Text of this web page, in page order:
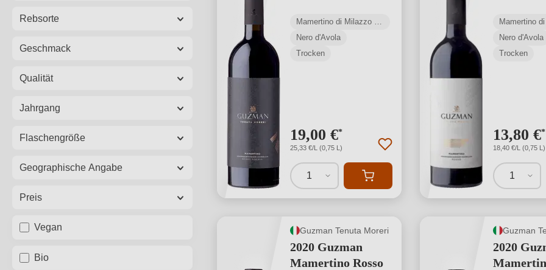
Rebsorte
Geschmack
Qualität
Jahrgang
Flaschengröße
Geographische Angabe
Preis
Vegan
Bio
Mamertino di Milazzo DOC
Nero d'Avola
Trocken
19,00 €*
25,33 €/L (0,75 L)
1
Nero d'Avola
Trocken
13,80 €*
18,40 €/L (0,75 L)
1
Guzman Tenuta Moreri
2020 Guzman
Mamertino Rosso
Guzman
2020